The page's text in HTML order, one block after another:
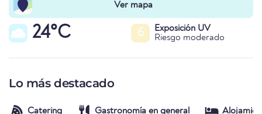
Ver mapa
24°C 6
Exposición UV
Riesgo moderado
Lo más destacado
Catering Gastronomía en general